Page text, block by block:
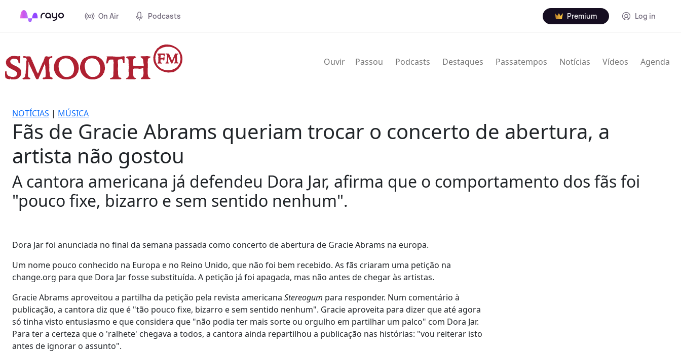
On Air Podcasts Premium Log in
Ouvir Passou Podcasts Destaques Passatempos Notícias Vídeos Agenda
NOTÍCIAS | MÚSICA
Fãs de Gracie Abrams queriam trocar o concerto de abertura, a
artista não gostou
A cantora americana já defendeu Dora Jar, afirma que o comportamento dos fãs foi
"pouco fixe, bizarro e sem sentido nenhum".
Dora Jar foi anunciada no final da semana passada como concerto de abertura de Gracie Abrams na europa.
Um nome pouco conhecido na Europa e no Reino Unido, que não foi bem recebido. As fãs criaram uma petição na
change.org para que Dora Jar fosse substituída. A petição já foi apagada, mas não antes de chegar às artistas.
Gracie Abrams aproveitou a partilha da petição pela revista americana Stereogum para responder. Num comentário à
publicação, a cantora diz que é "tão pouco fixe, bizarro e sem sentido nenhum". Gracie aproveita para dizer que até agora
só tinha visto entusiasmo e que considera que "não podia ter mais sorte ou orgulho em partilhar um palco" com Dora Jar.
Para ter a certeza que o 'ralhete' chegava a todos, a cantora ainda repartilhou a publicação nas histórias: "vou reiterar isto
antes de ignorar o assunto".